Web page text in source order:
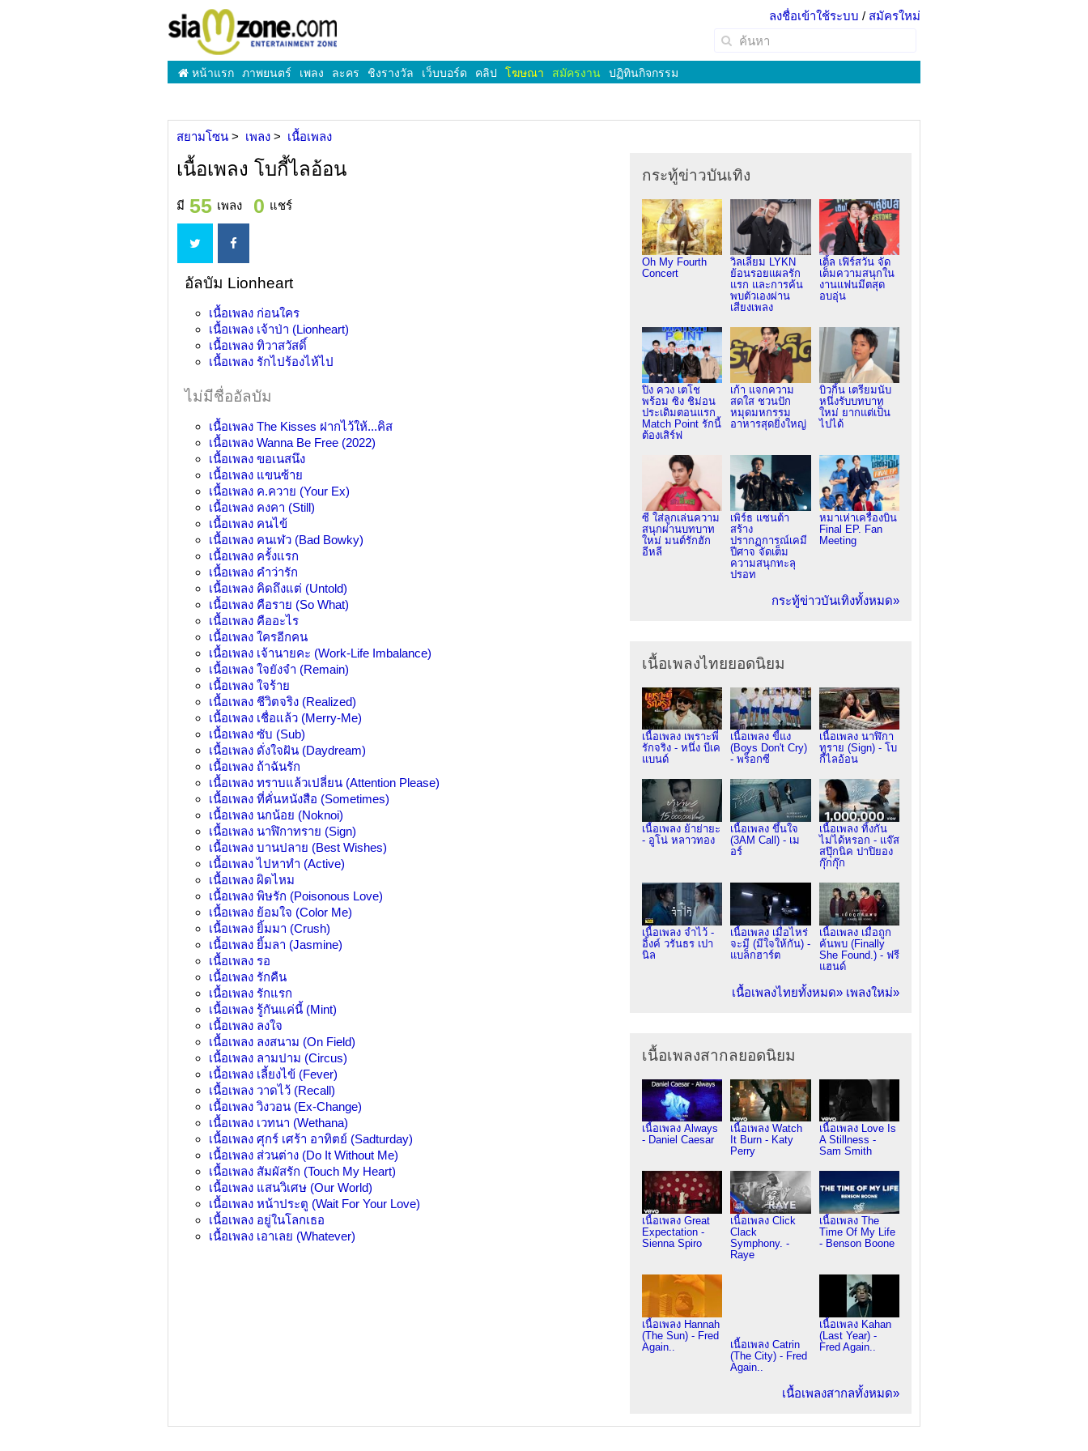
ลงชื่อเข้าใช้ระบบ / สมัครใหม่
หน้าแรก ภาพยนตร์ เพลง ละคร ชิงรางวัล เว็บบอร์ด คลิป โฆษณา สมัครงาน ปฏิทินกิจกรรม
สยามโซน เพลง เนื้อเพลง
เนื้อเพลง โบกี้ไลอ้อน
มี 55 เพลง 0 แชร์
อัลบัม Lionheart
เนื้อเพลง ก่อนใคร
เนื้อเพลง เจ้าป่า (Lionheart)
เนื้อเพลง ทิวาสวัสดิ์
เนื้อเพลง รักไปร้องไห้ไป
ไม่มีชื่ออัลบัม
เนื้อเพลง The Kisses ฝากไว้ให้...คิส
เนื้อเพลง Wanna Be Free (2022)
เนื้อเพลง ขอเนสนึง
เนื้อเพลง แขนซ้าย
เนื้อเพลง ค.ควาย (Your Ex)
เนื้อเพลง คงคา (Still)
เนื้อเพลง คนไข้
เนื้อเพลง คนเฬว (Bad Bowky)
เนื้อเพลง ครั้งแรก
เนื้อเพลง คำว่ารัก
เนื้อเพลง คิดถึงแต่ (Untold)
เนื้อเพลง คือราย (So What)
เนื้อเพลง คืออะไร
เนื้อเพลง ใครอีกคน
เนื้อเพลง เจ้านายคะ (Work-Life Imbalance)
เนื้อเพลง ใจยังจำ (Remain)
เนื้อเพลง ใจร้าย
เนื้อเพลง ชีวิตจริง (Realized)
เนื้อเพลง เชื่อแล้ว (Merry-Me)
เนื้อเพลง ซับ (Sub)
เนื้อเพลง ดั่งใจฝัน (Daydream)
เนื้อเพลง ถ้าฉันรัก
เนื้อเพลง ทราบแล้วเปลี่ยน (Attention Please)
เนื้อเพลง ที่คั่นหนังสือ (Sometimes)
เนื้อเพลง นกน้อย (Noknoi)
เนื้อเพลง นาฬิกาทราย (Sign)
เนื้อเพลง บานปลาย (Best Wishes)
เนื้อเพลงไปหาทำ (Active)
เนื้อเพลง ผิดไหม
เนื้อเพลง พิษรัก (Poisonous Love)
เนื้อเพลง ย้อมใจ (Color Me)
เนื้อเพลง ยิ้มมา (Crush)
เนื้อเพลง ยิ้มลา (Jasmine)
เนื้อเพลง รอ
เนื้อเพลง รักคืน
เนื้อเพลง รักแรก
เนื้อเพลง รู้กันแค่นี้ (Mint)
เนื้อเพลง ลงใจ
เนื้อเพลง ลงสนาม (On Field)
เนื้อเพลง ลามปาม (Circus)
เนื้อเพลง เลี้ยงไข้ (Fever)
เนื้อเพลง วาดไว้ (Recall)
เนื้อเพลง วิงวอน (Ex-Change)
เนื้อเพลง เวทนา (Wethana)
เนื้อเพลง ศุกร์ เศร้า อาทิตย์ (Sadturday)
เนื้อเพลง ส่วนต่าง (Do It Without Me)
เนื้อเพลง สัมผัสรัก (Touch My Heart)
เนื้อเพลง แสนวิเศษ (Our World)
เนื้อเพลง หน้าประตู (Wait For Your Love)
เนื้อเพลง อยู่ในโลกเธอ
เนื้อเพลง เอาเลย (Whatever)
กระทู้ข่าวบันเทิง
Oh My Fourth
Concert
วิลเลี่ยม LYKN
ย้อนรอยแผลรัก
แรก และการค้น
พบตัวเองผ่าน
เสียงเพลง
เติ้ล เฟิร์สวัน จัด
เต็มความสนุกใน
งานแฟนมีตสุด
อบอุ่น
ปิง ควง เตโช
พร้อม ซิง ชิม่อน
ประเดิมตอนแรก
Match Point รักนี้
ต้องเสิร์ฟ
เก้า แจกความ
สดใส ชวนปัก
หมุดมหกรรม
อาหารสุดยิ่งใหญ่
บิวกิ้น เตรียมนับ
หนึ่งรับบทบาท
ใหม่ ยากแต่เป็น
ไปได้
ซี ใส่ลูกเล่นความ
สนุกผ่านบทบาท
ใหม่ มนต์รักฮัก
อีหลี
เพิร์ธ แซนต้า
สร้าง
ปรากฏการณ์เคมี
ปีศาจ จัดเต็ม
ความสนุกทะลุ
ปรอท
หมาเห่าเครื่องบิน
Final EP. Fan
Meeting
กระทู้ข่าวบันเทิงทั้งหมด»
เนื้อเพลงไทยยอดนิยม
เนื้อเพลง เพราะพี่
รักจริง - หนึ่ง บีเค
แบนด์
เนื้อเพลง ขี้แง
(Boys Don't Cry)
- พร็อกซี
เนื้อเพลง นาฬิกา
ทราย (Sign) - โบ
กี้ไลอ้อน
เนื้อเพลง ย้าย่ายะ
- อูโน่ หลาวทอง
เนื้อเพลง ขึ้นใจ
(3AM Call) - เม
อร์
เนื้อเพลง ทิ้งกัน
ไม่ได้หรอก - แจ๊ส
สปุ๊กนิค ปาปิยอง
กุ๊กกุ๊ก
เนื้อเพลง จำไว้ -
อิ้งค์ วรันธร เปา
นิล
เนื้อเพลง เมื่อไหร่
จะมี (มีใจให้กัน) -
แบล็กฮาร์ต
เนื้อเพลง เมื่อถูก
ค้นพบ (Finally
She Found.) - ฟรี
แฮนด์
เนื้อเพลงไทยทั้งหมด» เพลงใหม่»
เนื้อเพลงสากลยอดนิยม
เนื้อเพลง Always
- Daniel Caesar
เนื้อเพลง Watch
It Burn - Katy
Perry
เนื้อเพลง Love Is
A Stillness -
Sam Smith
เนื้อเพลง Great
Expectation -
Sienna Spiro
เนื้อเพลง Click
Clack
Symphony. -
Raye
เนื้อเพลง The
Time Of My Life
- Benson Boone
เนื้อเพลง Hannah
(The Sun) - Fred
Again..
เนื้อเพลง Catrin
(The City) - Fred
Again..
เนื้อเพลง Kahan
(Last Year) -
Fred Again..
เนื้อเพลงสากลทั้งหมด»